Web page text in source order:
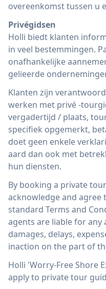
overeenkomst tussen u
Privégidsen
Holli biedt klanten
in veel bestemmingen.
onafhankelijke
gelieerde
Klanten zijn
werken met privé -
vergadertijd / plaats,
specifiek opgemerkt,
doet geen enkele
aard dan ook met
hun diensten.
By booking a private
acknowledge and
standard Terms and
agents are liable for any
damages, delays,
inaction on the part of
Holli 'Worry-Free Shore
apply to private tour